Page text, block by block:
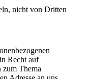
nicht von Dritten
Recht auf
zum Thema